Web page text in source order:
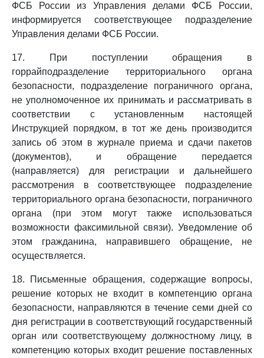
ФСБ России из Управления делами ФСБ России,
информируется соответствующее подразделение
Управления делами ФСБ России.
17. При поступлении обращения в
горрайподразделение территориального органа
безопасности, подразделение пограничного органа,
не уполномоченное их принимать и рассматривать в
соответствии с установленным настоящей
Инструкцией порядком, в тот же день производится
запись об этом в журнале приема и сдачи пакетов
(документов), и обращение передается
(направляется) для регистрации и дальнейшего
рассмотрения в соответствующее подразделение
территориального органа безопасности, пограничного
органа (при этом могут также использоваться
возможности факсимильной связи). Уведомление об
этом гражданина, направившего обращение, не
осуществляется.
18. Письменные обращения, содержащие вопросы,
решение которых не входит в компетенцию органа
безопасности, направляются в течение семи дней со
дня регистрации в соответствующий государственный
орган или соответствующему должностному лицу, в
компетенцию которых входит решение поставленных